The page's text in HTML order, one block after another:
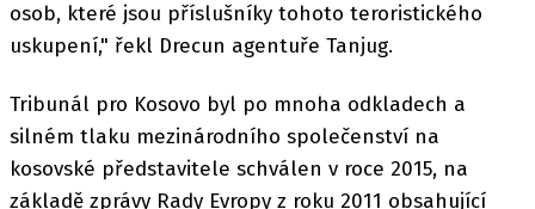
osob, které jsou příslušníky tohoto teroristického
uskupení," řekl Drecun agentuře Tanjug.
Tribunál pro Kosovo byl po mnoha odkladech a
silném tlaku mezinárodního společenství na
kosovské představitele schválen v roce 2015, na
základě zprávy Rady Evropy z roku 2011 obsahující